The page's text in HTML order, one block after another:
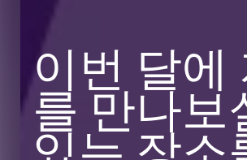
이번 달에
를 만나보